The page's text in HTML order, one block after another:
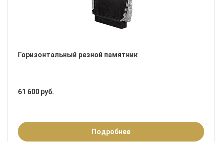
Горизонтальный резной памятник
61 600 руб.
Подробнее